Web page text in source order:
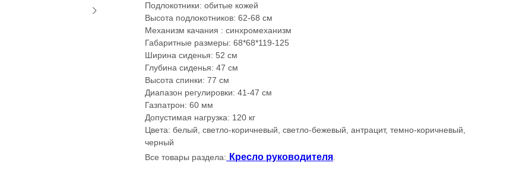
Подлокотники: обитые кожей
Высота подлокотников: 62-68 см
Механизм качания : синхромеханизм
Габаритные размеры: 68*68*119-125
Ширина сиденья: 52 см
Глубина сиденья: 47 см
Высота спинки: 77 см
Диапазон регулировки: 41-47 см
Газпатрон: 60 мм
Допустимая нагрузка: 120 кг
Цвета: белый, светло-коричневый, светло-бежевый, антрацит, темно-коричневый,
черный
Все товары раздела: Кресло руководителя.